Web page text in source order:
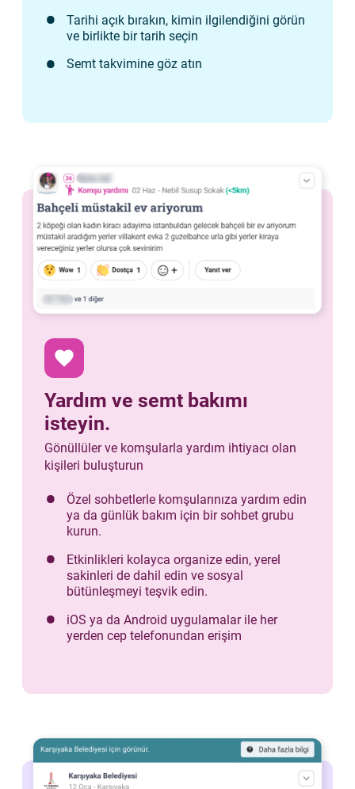
Tarihi açık bırakın, kimin ilgilendiğini görün
ve birlikte bir tarih seçin
Semt takvimine göz atın
favorite
Yardım ve semt bakımı
isteyin.
Gönüllüler ve komşularla yardım ihtiyacı olan
kişileri buluşturun
Özel sohbetlerle komşularınıza yardım edin
ya da günlük bakım için bir sohbet grubu
kurun.
Etkinlikleri kolayca organize edin, yerel
sakinleri de dahil edin ve sosyal
bütünleşmeyi teşvik edin.
iOS ya da Android uygulamalar ile her
yerden cep telefonundan erişim